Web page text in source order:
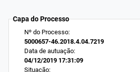
Capa do Processo
Nº do Processo:
5000657-46.2018.4.04.7219
Data de autuação:
04/12/2019 17:31:09
Situação: